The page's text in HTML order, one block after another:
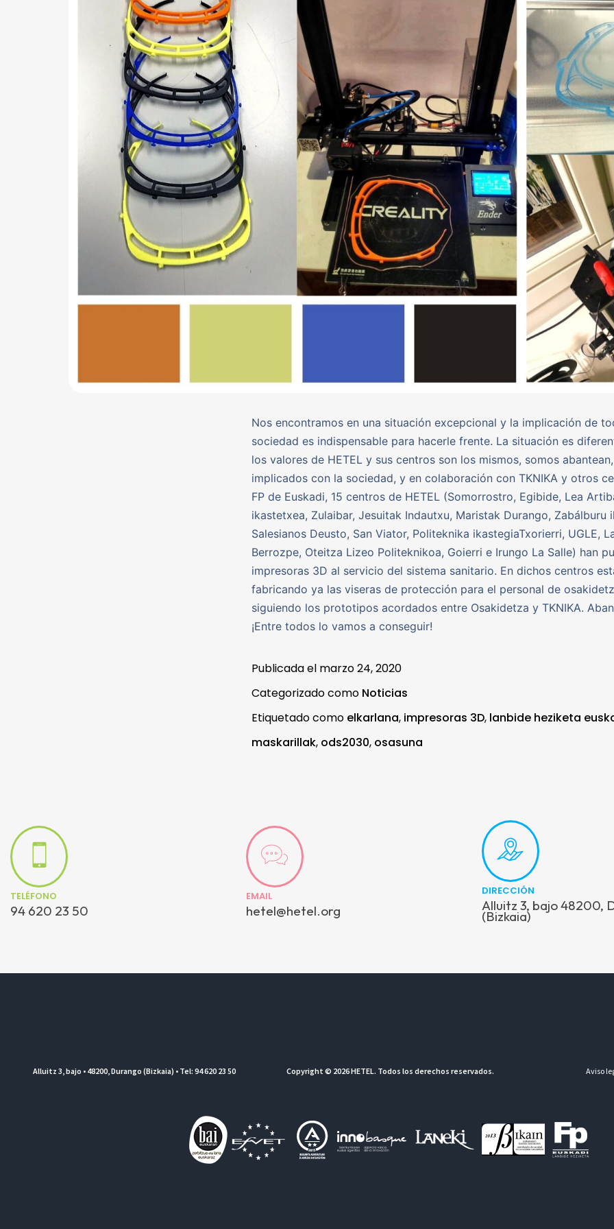
Nos encontramos en una situación excepcional y la implicación de
sociedad es indispensable para hacerle frente. La situación es
los valores de HETEL y sus centros son los mismos, somos
implicados con la sociedad, y en colaboración con TKNIKA y otros
FP de Euskadi, 15 centros de HETEL (Somorrostro, Egibide, Lea
ikastetxea, Zulaibar, Jesuitak Indautxu, Maristak Durango, Zabálburu
Salesianos Deusto, San Viator, Politeknika ikastegiaTxorierri, UGLE,
Berrozpe, Oteitza Lizeo Politeknikoa, Goierri e Irungo La Salle) han
impresoras 3D al servicio del sistema sanitario. En dichos centros
fabricando ya las viseras de protección para el personal de
siguiendo los prototipos acordados entre Osakidetza y TKNIKA.
¡Entre todos lo vamos a conseguir!
Publicada el marzo 24, 2020
Categorizado como Noticias
Etiquetado como elkarlana, impresoras 3D, lanbide heziketa
maskarillak, ods2030, osasuna
TELÉFONO
94 620 23 50
EMAIL
hetel@hetel.org
DIRECCIÓN
Alluitz 3, bajo 48200,
(Bizkaia)
Alluitz 3, bajo • 48200, Durango (Bizkaia) • Tel: 94 620 23 50 Copyright © 2026 HETEL. Todos los derechos reservados. Aviso